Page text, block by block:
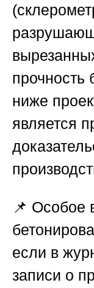
прочность
ниже
является
📌 Особое
если в
записи о